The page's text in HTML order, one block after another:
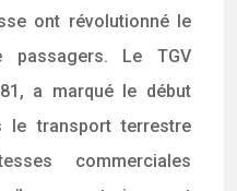
ont révolutionné le
passagers. Le TGV
a marqué le début
le transport terrestre
commerciales